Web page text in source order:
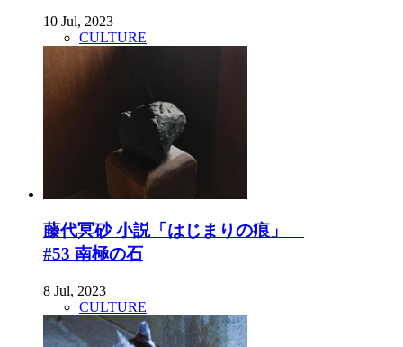
10 Jul, 2023
CULTURE
藤代冥砂 小説「はじまりの痕」
#53 南極の石
8 Jul, 2023
CULTURE